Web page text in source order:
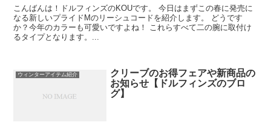
こんばんは！ドルフィンズのKOUです。 今日はまずこの春に発売に
なる新しいプライドMのリーシュコードを紹介します。 どうです
か？今年のカラーも可愛いですよね！ これらすべて二の腕に取付け
るタイプとなります。...
ウィンターアイテム紹介
クリーブのお得フェアや新商品の
お知らせ【ドルフィンズのブロ
グ】